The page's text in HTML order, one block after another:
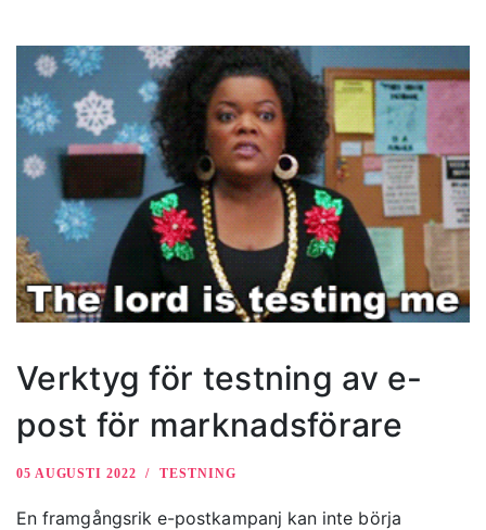
Verktyg för testning av e-
post för marknadsförare
05 AUGUSTI 2022 TESTNING
En framgångsrik e-postkampanj kan inte börja